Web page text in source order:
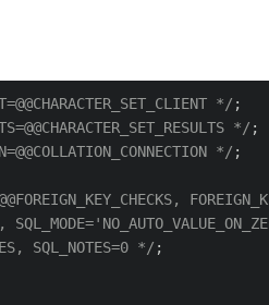
*/ ;
*/ ;
*/ ;
SQL_NOTES=0 */ ;